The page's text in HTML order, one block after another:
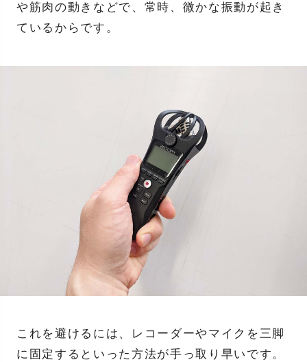
や筋肉の動きなどで、常時、微かな振動が起き
ているからです。
これを避けるには、レコーダーやマイクを三脚
に固定するといった方法が手っ取り早いです。